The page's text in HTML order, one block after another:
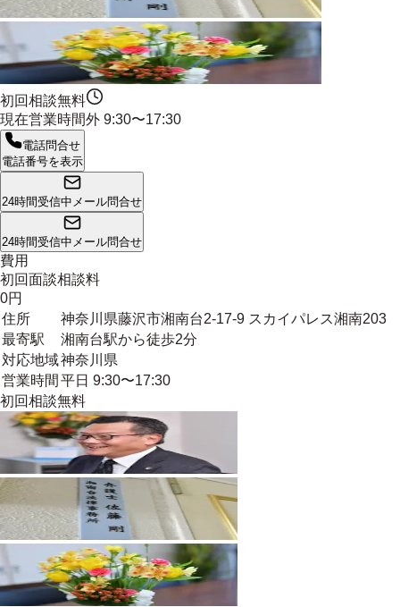
初回相談無料
現在営業時間外 9:30〜17:30
電話問合せ
電話番号を表示
24時間受信中 メール問合せ
24時間受信中 メール問合せ
費用
初回面談相談料
0円
住所
神奈川県藤沢市湘南台2-17-9 スカイパレス湘南203
最寄駅
湘南台駅から徒歩2分
対応地域神奈川県
営業時間 平日 9:30〜17:30
初回相談無料